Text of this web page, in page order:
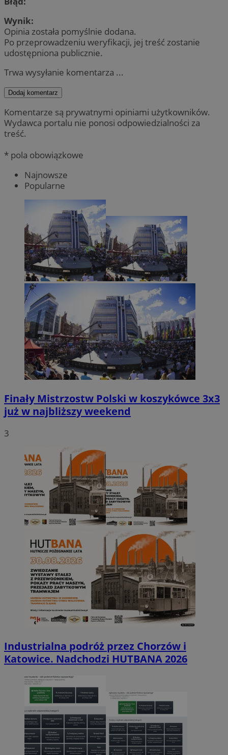
Wynik:
Opinia została pomyślnie dodana.
Po przeprowadzeniu weryfikacji, jej treść zostanie
udostępniona publicznie.
Trwa wysyłanie komentarza ...
Dodaj komentarz
Komentarze są prywatnymi opiniami użytkowników.
Wydawca portalu nie ponosi odpowiedzialności za
treść.
* pola obowiązkowe
Najnowsze
Popularne
Finały Mistrzostw Polski w koszykówce 3x3
już w najbliższy weekend
3
Industrialna podróż przez Chorzów i
Katowice. Nadchodzi HUTBANA 2026